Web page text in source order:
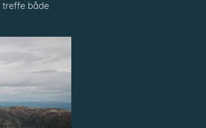
treffe både